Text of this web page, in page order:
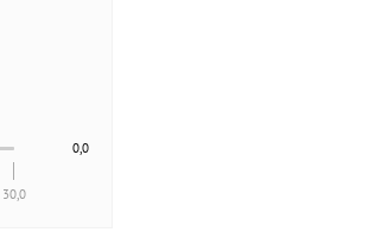
30,0
0,0